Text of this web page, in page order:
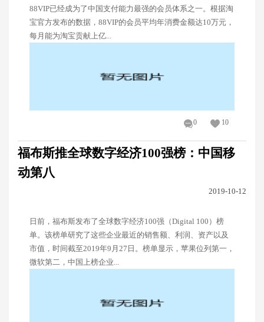
88VIP已经成为了中国支付能力最强的会员体系之一。根据淘
宝官方发布的数据，88VIP的会员平均年消费金额达10万元，
每月能为淘宝贡献上亿...
0 10
福布斯推全球数字经济100强榜：中国移
动第八
2019-10-12
日前，福布斯发布了全球数字经济100强（Digital 100）榜
单。该榜单研究了这些企业最近的销售额、利润、资产以及
市值，时间截至2019年9月27日。榜单显示，苹果位列第一，
微软第二，中国上榜企业...